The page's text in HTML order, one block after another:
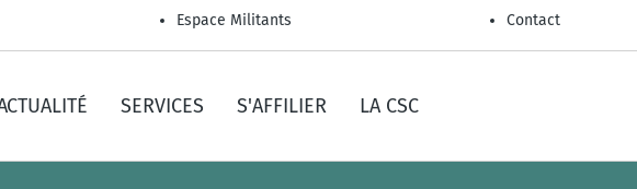
Espace Militants Contact
SERVICES S'AFFILIER LA CSC